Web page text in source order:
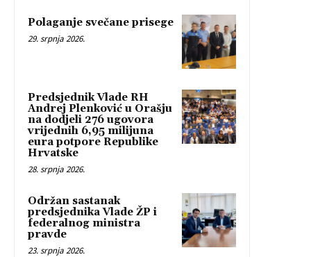
Polaganje svečane prisege
29. srpnja 2026.
Predsjednik Vlade RH
Andrej Plenković u Orašju
na dodjeli 276 ugovora
vrijednih 6,95 milijuna
eura potpore Republike
Hrvatske
28. srpnja 2026.
Održan sastanak
predsjednika Vlade ŽP i
federalnog ministra
pravde
23. srpnja 2026.